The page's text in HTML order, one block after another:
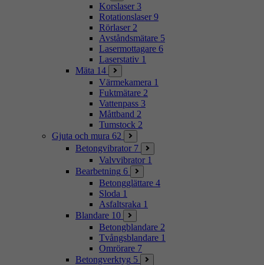
Korslaser 3
Rotationslaser 9
Rörlaser 2
Avståndsmätare 5
Lasermottagare 6
Laserstativ 1
Mäta 14
Värmekamera 1
Fuktmätare 2
Vattenpass 3
Måttband 2
Tumstock 2
Gjuta och mura 62
Betongvibrator 7
Valvvibrator 1
Bearbetning 6
Betongglättare 4
Sloda 1
Asfaltsraka 1
Blandare 10
Betongblandare 2
Tvångsblandare 1
Omrörare 7
Betongverktyg 5